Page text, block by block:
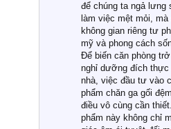
để chúng ta ngả lưng
làm việc mệt mỏi,
không gian riêng tư
mỹ và phong cách
Để biến căn phòng
nghỉ dưỡng đích thực
nhà, việc đầu tư vào
phẩm chăn ga gối
điều vô cùng cần
phẩm này không chỉ